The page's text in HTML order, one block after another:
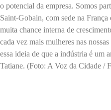
o potencial da empresa. Somos
Saint-Gobain, com sede na
muita chance interna de
cada vez mais mulheres nas
essa ideia de que a indústria é um
Tatiane. (Foto: A Voz da Cidade /